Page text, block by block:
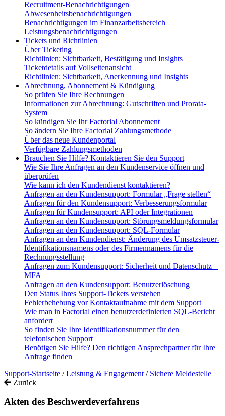
Recruitment-Benachrichtigungen
Abwesenheitsbenachrichtigungen
Benachrichtigungen im Finanzarbeitsbereich
Leistungsbenachrichtigungen
Tickets und Richtlinien
Über Ticketing
Richtlinien: Sichtbarkeit, Bestätigung und Insights
Ticketdetails auf Vollseitenansicht
Richtlinien: Sichtbarkeit, Anerkennung und Insights
Abrechnung, Abonnement & Kündigung
So prüfen Sie Ihre Rechnungen
Informationen zur Abrechnung: Gutschriften und Prorata-
System
So kündigen Sie Ihr Factorial Abonnement
So ändern Sie Ihre Factorial Zahlungsmethode
Über das neue Kundenportal
Verfügbare Zahlungsmethoden
Brauchen Sie Hilfe? Kontaktieren Sie den Support
Wie Sie Ihre Anfragen an den Kundenservice öffnen und
überprüfen
Wie kann ich den Kundendienst kontaktieren?
Anfragen an den Kundensupport: Formular „Frage stellen“
Anfragen für den Kundensupport: Verbesserungsformular
Anfragen für Kundensupport: API oder Integrationen
Anfragen an den Kundensupport: Störungsmeldungsformular
Anfragen an den Kundensupport: SQL-Formular
Anfragen an den Kundendienst: Änderung des Umsatzsteuer-
Identifikationsnamens oder des Firmennamens für die
Rechnungsstellung
Anfragen zum Kundensupport: Sicherheit und Datenschutz –
MFA
Anfragen an den Kundensupport: Benutzerlöschung
Den Status Ihres Support-Tickets verstehen
Fehlerbehebung vor Kontaktaufnahme mit dem Support
Wie man in Factorial einen benutzerdefinierten SQL-Bericht
anfordert
So finden Sie Ihre Identifikationsnummer für den
telefonischen Support
Benötigen Sie Hilfe? Den richtigen Ansprechpartner für Ihre
Anfrage finden
Support-Startseite / Leistung & Engagement / Sichere Meldestelle
Zurück
Akten des Beschwerdeverfahrens